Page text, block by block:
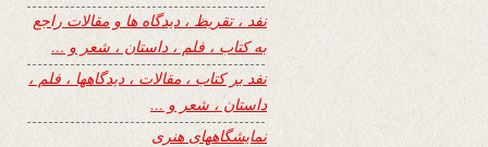
نفد ، تقریظ ، دیدگاه ها و مقالات راجع
به کتاب ، فلم ، داستان ، شعر و …
نفد بر کتاب ، مقالات ، دیدگاهها ، فلم ،
داستان ، شعر و …
نمایشگاههای هنری